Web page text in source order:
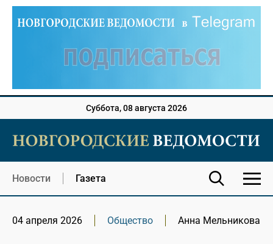
Суббота, 08 августа 2026
Новости Газета
04 апреля 2026 Общество Анна Мельникова